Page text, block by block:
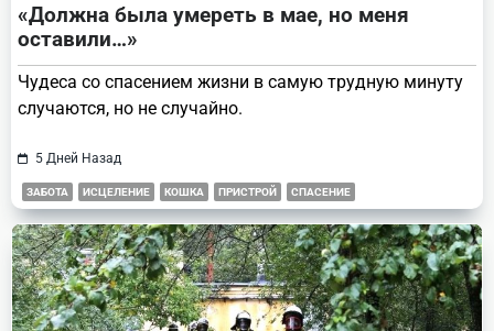
«Должна была умереть в мае, но меня
оставили…»
Чудеса со спасением жизни в самую трудную минуту
случаются, но не случайно.
5 Дней Назад
ЗАБОТА ИСЦЕЛЕНИЕ КОШКА ПРИСТРОЙ СПАСЕНИЕ